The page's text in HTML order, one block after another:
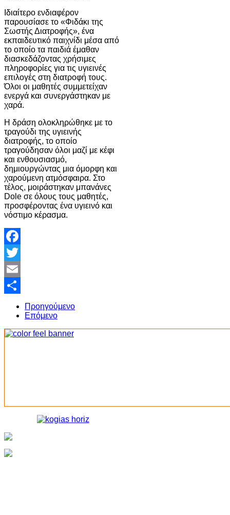
Ιδιαίτερο ενδιαφέρον
παρουσίασε το «Φιδάκι της
Σωστής Διατροφής», ένα
εκπαιδευτικό παιχνίδι μέσα από
το οποίο τα παιδιά έμαθαν
διασκεδάζοντας χρήσιμες
πληροφορίες για τις υγιεινές
επιλογές στη διατροφή τους.
Όλοι οι μαθητές συμμετείχαν
ενεργά και συνεργάστηκαν με
χαρά.
Η δράση ολοκληρώθηκε με το
τραγούδι της υγιεινής
διατροφής, το οποίο
τραγούδησαν όλοι μαζί με κέφι
και ενθουσιασμό,
δημιουργώντας μια όμορφη και
χαρούμενη ατμόσφαιρα. Στο
τέλος, μοιράστηκαν μπανάνες
Dole σε όλους τους μαθητές,
προσφέροντας ένα υγιεινό και
νόστιμο κέρασμα.
Facebook
Twitter
Email
Share
Προηγούμενο
Επόμενο